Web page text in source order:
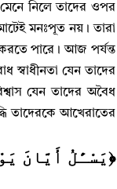
নিলে তাদের ওপর
মনঃপূত নয়। তারা
পারে । আজ পর্যন্ত
স্বাধীনতা যেন তাদের
যেন তাদের অবৈধ
তাদেরকে আখেরাতের
﴿يَسْـَٔلُ أَيَّانَ